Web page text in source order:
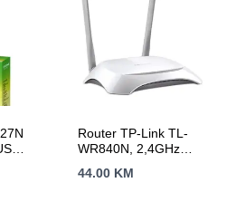
Router TP-Link TL-
WR840N, 2,4GHz
4 x 10/100Mbps LAN
44.00 KM